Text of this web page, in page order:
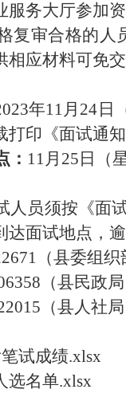
务大厅参加资
复审合格的人
相应材料可免交
年11月 24 日
打印《面试通知
： 11月 25 日（
人员须按《面
达面试地点，
（县委组织
（县民政局
（县人社局
试成绩.xlsx
选名单.xlsx